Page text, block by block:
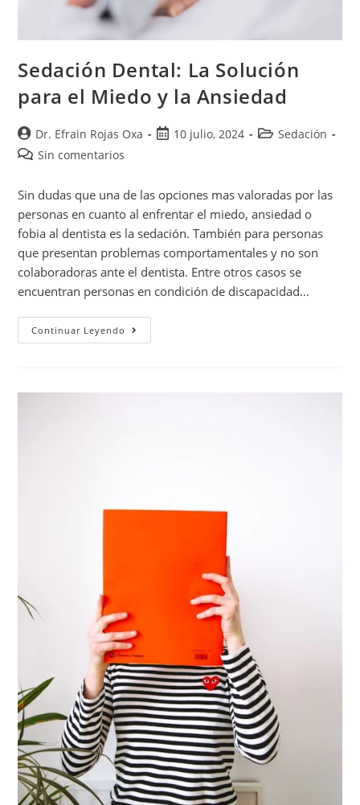
Sedación Dental: La Solución
para el Miedo y la Ansiedad
Dr. Efrain Rojas Oxa 10 julio, 2024
Sedación
Sin comentarios
Sin dudas que una de las opciones mas valoradas por las
personas en cuanto al enfrentar el miedo, ansiedad o
fobia al dentista es la sedación. También para personas
que presentan problemas comportamentales y no son
colaboradoras ante el dentista. Entre otros casos se
encuentran personas en condición de discapacidad…
Continuar Leyendo